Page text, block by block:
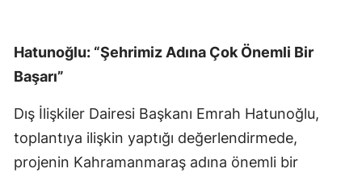
Hatunoğlu: “Şehrimiz Adına Çok Önemli Bir
Başarı”
Dış İlişkiler Dairesi Başkanı Emrah Hatunoğlu,
toplantıya ilişkin yaptığı değerlendirmede,
projenin Kahramanmaraş adına önemli bir